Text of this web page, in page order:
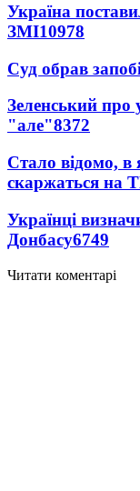
Україна
ЗМІ10978
Суд обрав
Зеленський про
"але"8372
Стало відомо, в
скаржаться на
Українці
Донбасу6749
Читати коментарі